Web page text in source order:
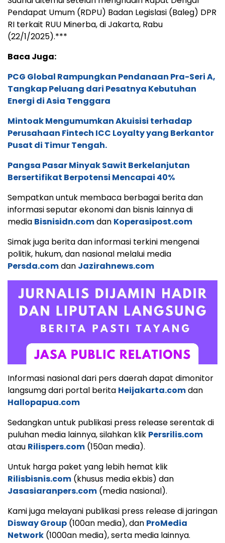
Pendapat Umum (RDPU) Badan Legislasi (Baleg) DPR
RI terkait RUU Minerba, di Jakarta, Rabu
(22/1/2025).***
Baca Juga:
PCG Global Rampungkan Pendanaan Pra-Seri A,
Tangkap Peluang dari Pesatnya Kebutuhan
Energi di Asia Tenggara
Mintoak Mengumumkan Akuisisi terhadap
Perusahaan Fintech ICC Loyalty yang Berkantor
Pusat di Timur Tengah.
Pangsa Pasar Minyak Sawit Berkelanjutan
Bersertifikat Berpotensi Mencapai 40%
Sempatkan untuk membaca berbagai berita dan
informasi seputar ekonomi dan bisnis lainnya di
media Bisnisidn.comdan Koperasipost.com
Simak juga berita dan informasi terkini mengenai
politik, hukum, dan nasional melalui media
Persda.comdan Jazirahnews.com
Informasi nasional dari pers daerah dapat dimonitor
langsumg dari portal berita Heijakarta.comdan
Hallopapua.com
Sedangkan untuk publikasi press release serentak di
puluhan media lainnya, silahkan klik Persrilis.com
atau Rilispers.com (150an media).
Untuk harga paket yang lebih hemat klik
Rilisbisnis.com (khusus media ekbis) dan
Jasasiaranpers.com (media nasional).
Kami juga melayani publikasi press release di jaringan
Disway Group (100an media), dan ProMedia
Network (1000an media), serta media lainnya.